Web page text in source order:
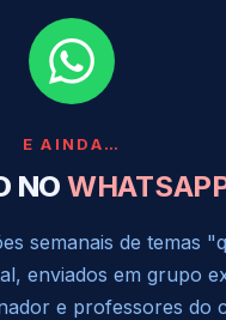
E AINDA…
NO
semanais de temas
enviados em grupo
e professores do